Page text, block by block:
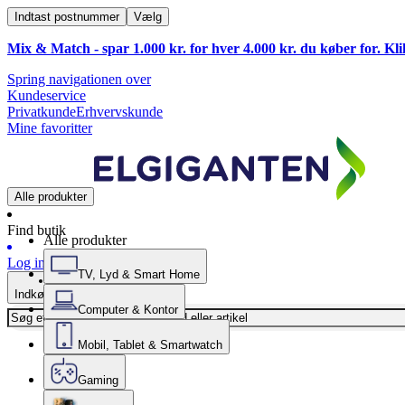
Indtast postnummer Vælg
Mix & Match - spar 1.000 kr. for hver 4.000 kr. du køber for.
Spring navigationen over
Kundeservice
PrivatkundeErhvervskunde
Mine favoritter
Alle produkter
Find butik
Log ind
Indkøbskurv
Alle produkter
TV, Lyd & Smart Home
Computer & Kontor
Mobil, Tablet & Smartwatch
Gaming